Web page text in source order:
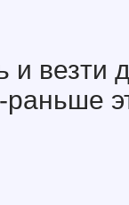
и везти
раньше